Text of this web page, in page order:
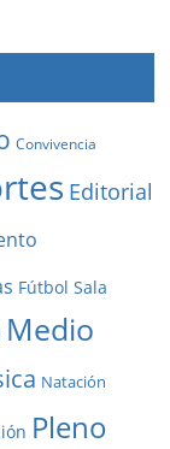
Convivencia
Editorial
Fútbol Sala
Medio
Natación
Pleno